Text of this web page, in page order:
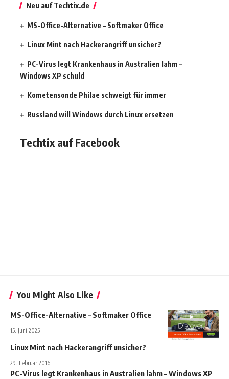
Neu auf Techtix.de
MS-Office-Alternative – Softmaker Office
Linux Mint nach Hackerangriff unsicher?
PC-Virus legt Krankenhaus in Australien lahm –
Windows XP schuld
Kometensonde Philae schweigt für immer
Russland will Windows durch Linux ersetzen
Techtix auf Facebook
You Might Also Like
MS-Office-Alternative – Softmaker Office
15. Juni 2025
Linux Mint nach Hackerangriff unsicher?
29. Februar 2016
PC-Virus legt Krankenhaus in Australien lahm – Windows XP